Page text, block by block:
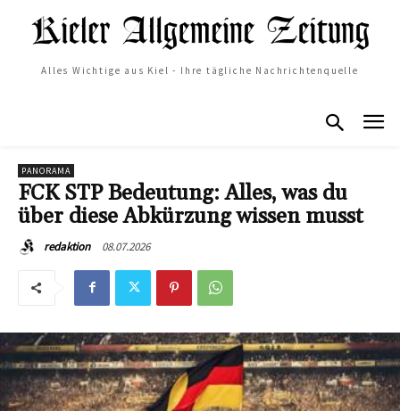
Alles Wichtige aus Kiel - Ihre tägliche Nachrichtenquelle
PANORAMA
FCK STP Bedeutung: Alles, was du
über diese Abkürzung wissen musst
redaktion 08.07.2026